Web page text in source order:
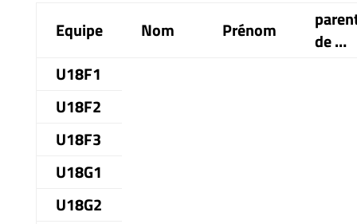
Equipe Nom Prénom
de …
U18F1
U18F2
U18F3
U18G1
U18G2